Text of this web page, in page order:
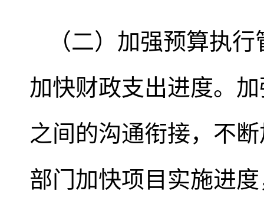
（二）加强预算执
加快财政支出进度。
之间的沟通衔接，不
部门加快项目实施进